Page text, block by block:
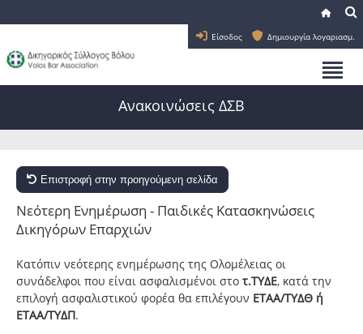
Είσοδος Δημιουργία λογαριασμ.
Ανακοινώσεις ΔΣΒ
Επιστροφή στην προηγούμενη σελίδα
Νεότερη Ενημέρωση - Παιδικές Κατασκηνώσεις
Δικηγόρων Επαρχιών
Κατόπιν νεότερης ενημέρωσης της Ολομέλειας οι
συνάδελφοι που είναι ασφαλισμένοι στο τ.ΤΥΔΕ, κατά την
επιλογή ασφαλιστικού φορέα θα επιλέγουν ΕΤΑΑ/ΤΥΔΘ ή
ΕΤΑΑ/ΤΥΔΠ.